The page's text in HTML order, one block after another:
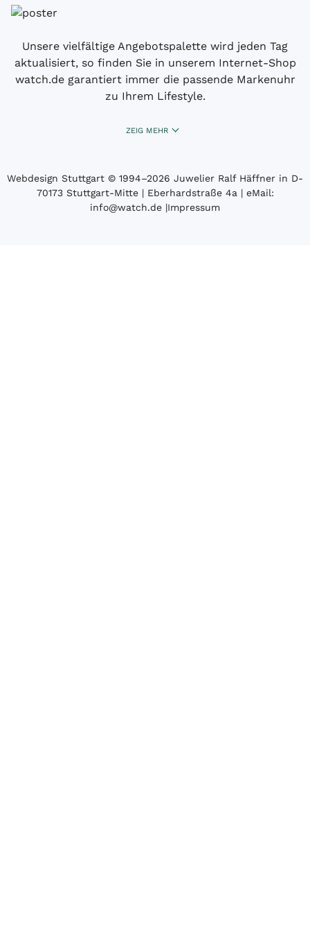
Unsere vielfältige Angebotspalette wird jeden Tag
aktualisiert, so finden Sie in unserem Internet-Shop
watch.de garantiert immer die passende Markenuhr
zu Ihrem Lifestyle.
ZEIG MEHR
Webdesign Stuttgart © 1994­–2026 Juwelier Ralf Häffner in D-
70173 Stuttgart-Mitte | Eberhardstraße 4a | eMail:
info@watch.de |Impressum